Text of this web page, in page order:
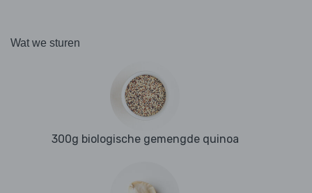
Wat we sturen
300g biologische gemengde quinoa